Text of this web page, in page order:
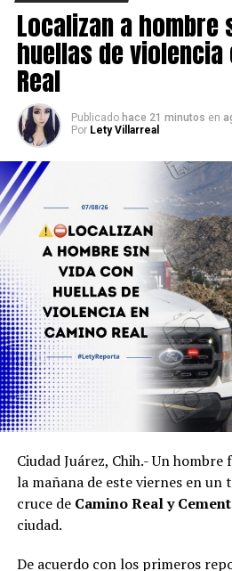
Localizan a hombre
huellas de violencia
Real
Publicado hace 21 minutos en
Por Lety Villarreal
Ciudad Juárez, Chih.- Un
la mañana de este viernes en un
cruce de Camino Real y
ciudad.
De acuerdo con los primeros